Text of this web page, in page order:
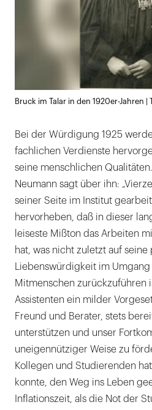
Bruck im Talar in den 1920er-Jahren |
Bei der Würdigung 1925
fachlichen Verdienste
seine menschlichen
Neumann sagt über ihn:
seiner Seite im Institut
hervorheben, daß in dieser
leiseste Mißton das Arbeiten
hat, was nicht zuletzt auf
Liebenswürdigkeit im Umgang
Mitmenschen zurückzuführen
Assistenten ein milder
Freund und Berater, stets
unterstützen und unser
uneigennütziger Weise zu
Kollegen und Studierenden
konnte, den Weg ins Leben
Inflationszeit, als die Not der